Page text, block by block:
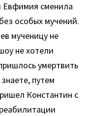
Евфимия сменила
особых мучений.
мученицу не
не хотели
умертвить
путем
Константин с